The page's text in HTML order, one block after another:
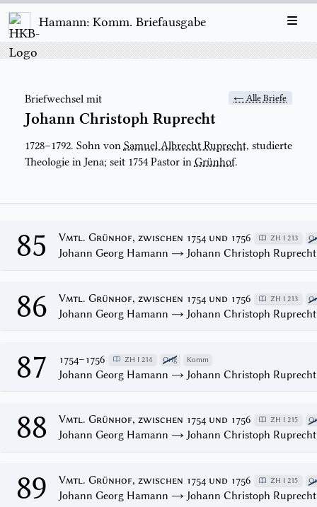
Hamann: Komm. Briefausgabe
Briefwechsel mit ← Alle Briefe
Johann Christoph Ruprecht
1728–1792. Sohn von Samuel Albrecht Ruprecht, studierte
Theologie in Jena; seit 1754 Pastor in Grünhof.
85 Vmtl. Grünhof, zwischen 1754 und 1756 ZH I 213
Johann Georg Hamann → Johann Christoph Ruprecht
86 Vmtl. Grünhof, zwischen 1754 und 1756 ZH I 213
Johann Georg Hamann → Johann Christoph Ruprecht
87 1754–1756 ZH I 214 Orig Komm
Johann Georg Hamann → Johann Christoph Ruprecht
88 Vmtl. Grünhof, zwischen 1754 und 1756 ZH I 215
Johann Georg Hamann → Johann Christoph Ruprecht
89 Vmtl. Grünhof, zwischen 1754 und 1756 ZH I 215
Johann Georg Hamann → Johann Christoph Ruprecht